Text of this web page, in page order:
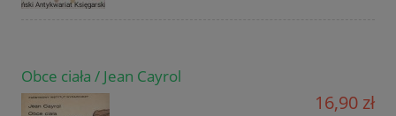
Obce ciała / Jean Cayrol
16,90 zł